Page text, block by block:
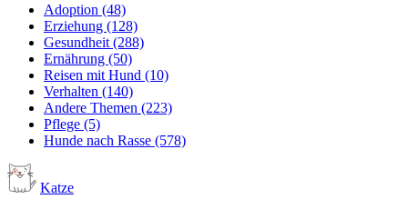
Adoption (48)
Erziehung (128)
Gesundheit (288)
Ernährung (50)
Reisen mit Hund (10)
Verhalten (140)
Andere Themen (223)
Pflege (5)
Hunde nach Rasse (578)
Katze